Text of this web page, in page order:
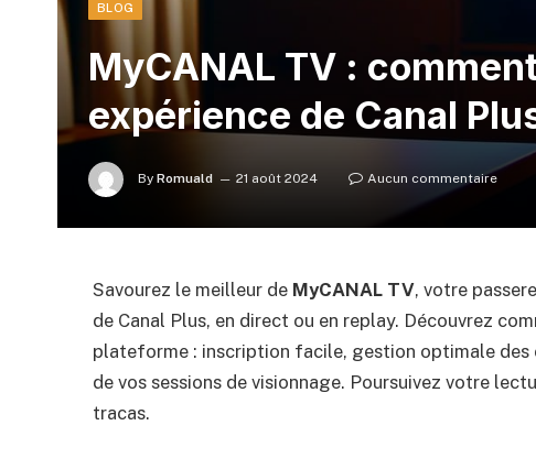
BLOG
MyCANAL TV :
expérience de Canal
By Romuald 21 août 2024 Aucun commentaire
Savourez le meilleur de MyCANAL TV, votre
de Canal Plus, en direct ou en replay. Découvrez
plateforme : inscription facile, gestion optimale des
de vos sessions de visionnage. Poursuivez votre
tracas.